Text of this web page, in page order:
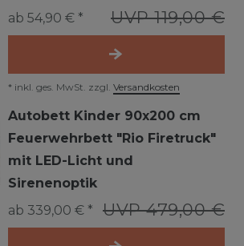
UVP 119,00 €
ab 54,90 € *
* inkl. ges. MwSt. zzgl. Versandkosten
Autobett Kinder 90x200 cm
Feuerwehrbett "Rio Firetruck"
mit LED-Licht und
Sirenenoptik
UVP 479,00 €
ab 339,00 € *